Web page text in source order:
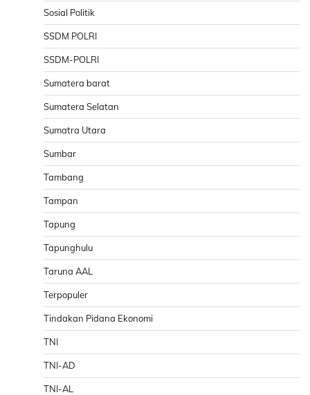
Sosial Politik
SSDM POLRI
SSDM-POLRI
Sumatera barat
Sumatera Selatan
Sumatra Utara
Sumbar
Tambang
Tampan
Tapung
Tapunghulu
Taruna AAL
Terpopuler
Tindakan Pidana Ekonomi
TNI
TNI-AD
TNI-AL